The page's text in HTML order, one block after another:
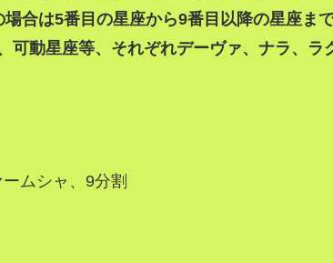
合は5番目の星座から9番目以降の星座ま
可動星座等、それぞれデーヴァ、ナラ、ラ
ムシャ、9分割